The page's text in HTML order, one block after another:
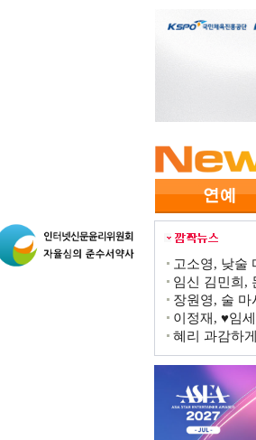
고소영, 낮술
임신 김민희,
장원영, 술
이정재, ♥임
혜리 과감하